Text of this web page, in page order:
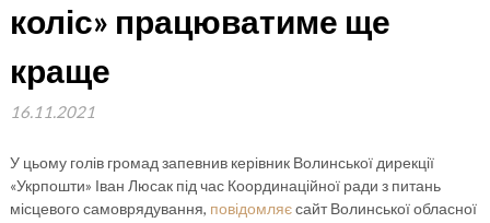
коліс» працюватиме ще
краще
16.11.2021
У цьому голів громад запевнив керівник Волинської дирекції
«Укрпошти» Іван Люсак під час Координаційної ради з питань
місцевого самоврядування, повідомляєсайт Волинської обласної